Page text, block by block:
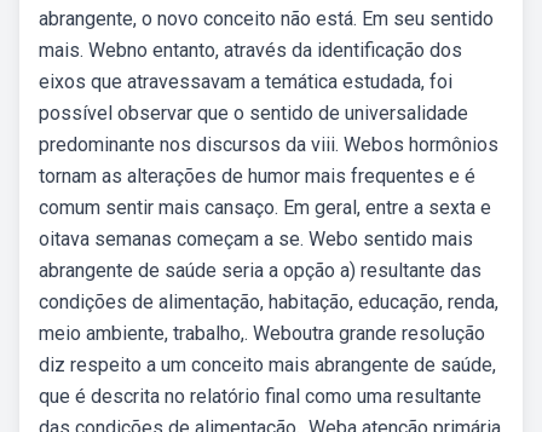
abrangente, o novo conceito não está. Em seu sentido
mais. Webno entanto, através da identificação dos
eixos que atravessavam a temática estudada, foi
possível observar que o sentido de universalidade
predominante nos discursos da viii. Webos hormônios
tornam as alterações de humor mais frequentes e é
comum sentir mais cansaço. Em geral, entre a sexta e
oitava semanas começam a se. Webo sentido mais
abrangente de saúde seria a opção a) resultante das
condições de alimentação, habitação, educação, renda,
meio ambiente, trabalho,. Weboutra grande resolução
diz respeito a um conceito mais abrangente de saúde,
que é descrita no relatório final como uma resultante